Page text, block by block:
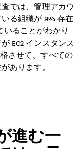
では、管理アカウ
る組織が 9% 存在
いることがわかり
EC2 インスタンス
させて、すべての
あります。
進む一